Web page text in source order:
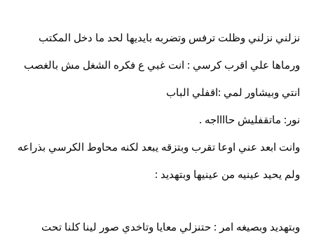
نزلني نزلني وظلت ترفس وتضربه بايديها لحد ما دخل المكتب
ورماها علي اقرب كرسي : انت غبي ع فكره الشغل مش بالغصب
انتي وبيشاور لمي :اقفلي الباب
نور: ماتقفليش حااااجه .
وانت ابعد عني اوعا تقرب وبتزقه يبعد لكنه محاوط الكرسي بذراعه
ولم يحيد عينيه من عينيها وبتهديد :
وبتهديد وبصيغه امر : حتنزلي معايا وتاخدي صور لينا كلنا تحت